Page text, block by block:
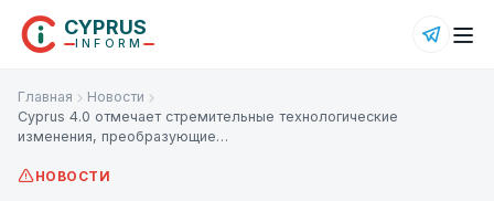
CYPRUS
INFORM
Главная
Новости
Cyprus 4.0 отмечает стремительные технологические
изменения, преобразующие…
НОВОСТИ